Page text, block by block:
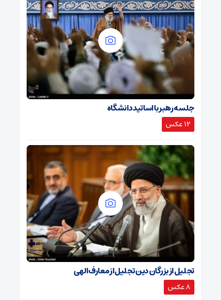
جلسه رهبر با اساتید دانشگاه
12 عکس
تجلیل از بزرگان دین تجلیل از معارف الهی
8 عکس